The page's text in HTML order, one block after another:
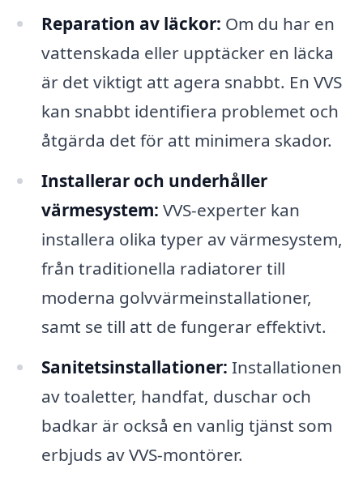
Reparation av läckor: Om du har en
vattenskada eller upptäcker en läcka
är det viktigt att agera snabbt. En VVS
kan snabbt identifiera problemet och
åtgärda det för att minimera skador.
Installerar och underhåller
värmesystem: VVS-experter kan
installera olika typer av värmesystem,
från traditionella radiatorer till
moderna golvvärmeinstallationer,
samt se till att de fungerar effektivt.
Sanitetsinstallationer: Installationen
av toaletter, handfat, duschar och
badkar är också en vanlig tjänst som
erbjuds av VVS-montörer.